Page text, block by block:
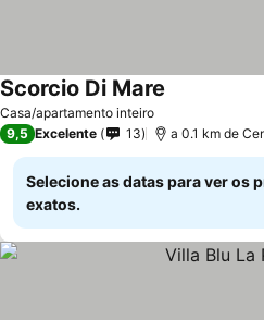
Casa/apartamento inteiro
Scorcio Di Mare
9,5 Excelente 13 a 0.1 km de
Selecione as datas para ver os
exatos.